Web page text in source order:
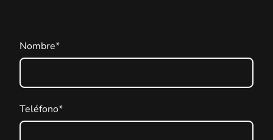
Nombre*
Teléfono*